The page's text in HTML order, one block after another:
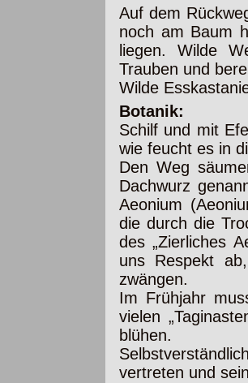
Auf dem
noch am Baum
liegen. Wilde
Trauben und
Wilde
Botanik:
Schilf und mit
wie feucht es in
Den Weg
Dachwurz
Aeonium
die durch die
des „Zierliches
uns Respekt
zwängen.
Im Frühjahr
vielen
blühen.
vertreten und